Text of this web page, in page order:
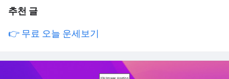
추천 글
👉 무료 오늘 운세보기